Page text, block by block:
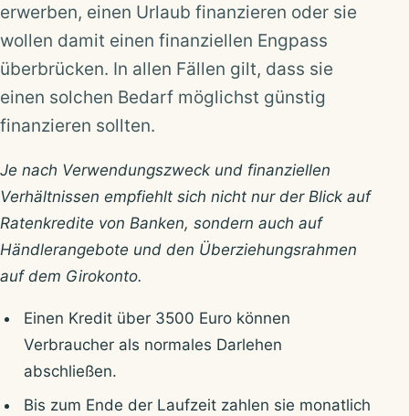
erwerben, einen Urlaub finanzieren oder sie
wollen damit einen finanziellen Engpass
überbrücken. In allen Fällen gilt, dass sie
einen solchen Bedarf möglichst günstig
finanzieren sollten.
Je nach Verwendungszweck und finanziellen
Verhältnissen empfiehlt sich nicht nur der Blick auf
Ratenkredite von Banken, sondern auch auf
Händlerangebote und den Überziehungsrahmen
auf dem Girokonto.
Einen Kredit über 3500 Euro können
Verbraucher als normales Darlehen
abschließen.
Bis zum Ende der Laufzeit zahlen sie monatlich